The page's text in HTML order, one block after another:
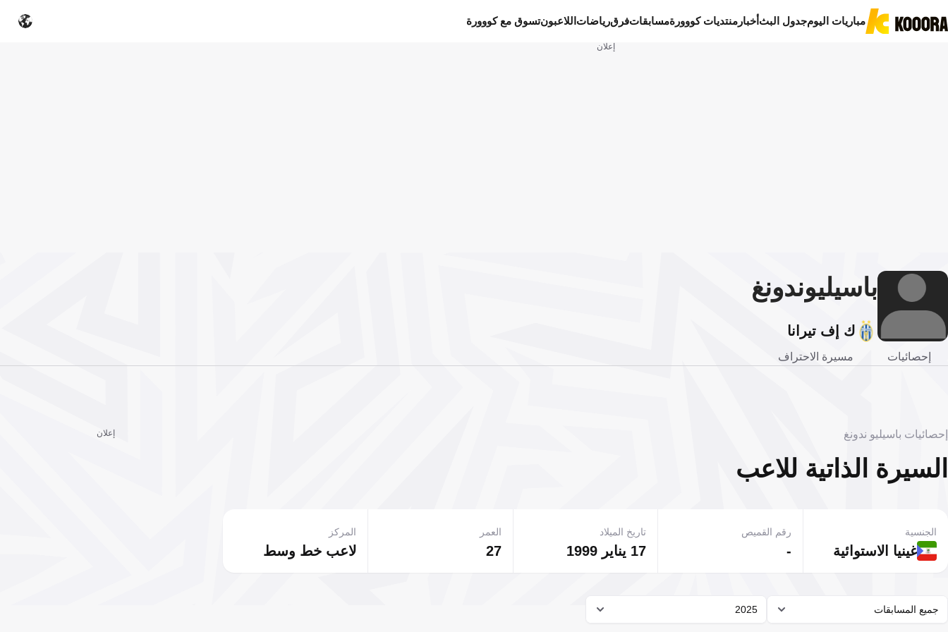
مباريات اليومجدول البثأخبار منتديات كووورةمسابقاتفرقرياضات اللاعبونتسوق مع كووورة
إعلان
باسيليوندونغ
ك إف تيرانا
إحصائيات مسيرة الاحتراف
إحصائيات باسيليو ندونغ
السيرة الذاتية للاعب
غينيا الاستوائية
الجنسية
-
رقم القميص
17 يناير 1999
تاريخ الميلاد
27
العمر
لاعب خط وسط
المركز
جميع المسابقات 2025
إعلان